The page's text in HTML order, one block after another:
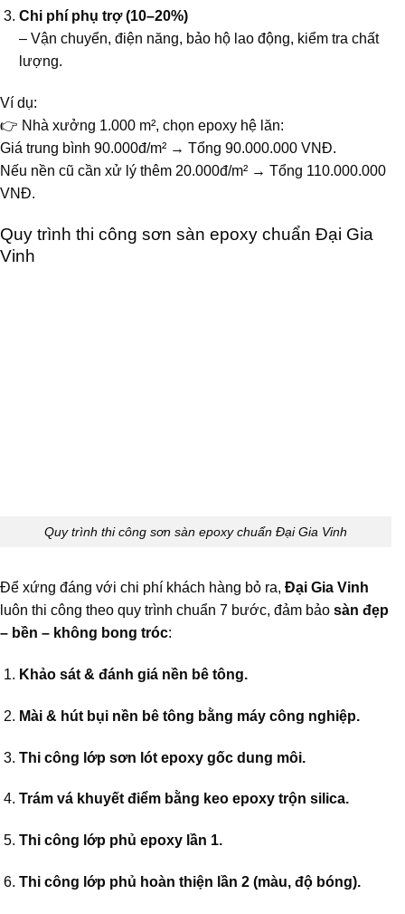
Chi phí phụ trợ (10–20%)
– Vận chuyển, điện năng, bảo hộ lao động, kiểm tra chất
lượng.
Ví dụ:
👉 Nhà xưởng 1.000 m², chọn epoxy hệ lăn:
Giá trung bình 90.000đ/m² → Tổng 90.000.000 VNĐ.
Nếu nền cũ cần xử lý thêm 20.000đ/m² → Tổng 110.000.000
VNĐ.
Quy trình thi công sơn sàn epoxy chuẩn Đại Gia
Vinh
Quy trình thi công sơn sàn epoxy chuẩn Đại Gia Vinh
Để xứng đáng với chi phí khách hàng bỏ ra, Đại Gia Vinh
luôn thi công theo quy trình chuẩn 7 bước, đảm bảo sàn đẹp
– bền – không bong tróc:
Khảo sát & đánh giá nền bê tông.
Mài & hút bụi nền bê tông bằng máy công nghiệp.
Thi công lớp sơn lót epoxy gốc dung môi.
Trám vá khuyết điểm bằng keo epoxy trộn silica.
Thi công lớp phủ epoxy lần 1.
Thi công lớp phủ hoàn thiện lần 2 (màu, độ bóng).